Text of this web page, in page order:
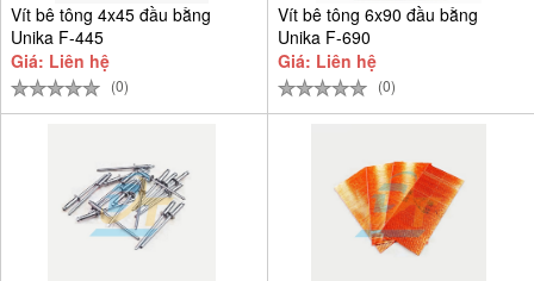
Vít bê tông 4x45 đầu bằng
Unika F-445
Giá: Liên hệ
(0)
Vít bê tông 6x90 đầu bằng
Unika F-690
Giá: Liên hệ
(0)